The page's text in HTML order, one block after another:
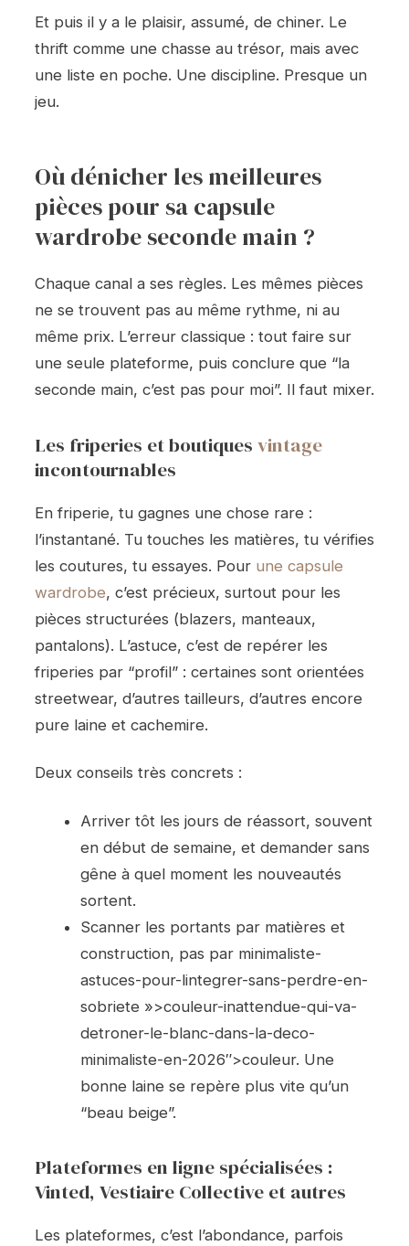
Et puis il y a le plaisir, assumé, de chiner. Le
thrift comme une chasse au trésor, mais avec
une liste en poche. Une discipline. Presque un
jeu.
Où dénicher les meilleures
pièces pour sa capsule
wardrobe seconde main ?
Chaque canal a ses règles. Les mêmes pièces
ne se trouvent pas au même rythme, ni au
même prix. L’erreur classique : tout faire sur
une seule plateforme, puis conclure que “la
seconde main, c’est pas pour moi”. Il faut mixer.
Les friperies et boutiques vintage
incontournables
En friperie, tu gagnes une chose rare :
l’instantané. Tu touches les matières, tu vérifies
les coutures, tu essayes. Pour une capsule
wardrobe, c’est précieux, surtout pour les
pièces structurées (blazers, manteaux,
pantalons). L’astuce, c’est de repérer les
friperies par “profil” : certaines sont orientées
streetwear, d’autres tailleurs, d’autres encore
pure laine et cachemire.
Deux conseils très concrets :
Arriver tôt les jours de réassort, souvent
en début de semaine, et demander sans
gêne à quel moment les nouveautés
sortent.
Scanner les portants par matières et
construction, pas par minimaliste-
astuces-pour-lintegrer-sans-perdre-en-
sobriete »>couleur-inattendue-qui-va-
detroner-le-blanc-dans-la-deco-
minimaliste-en-2026″>couleur. Une
bonne laine se repère plus vite qu’un
“beau beige”.
Plateformes en ligne spécialisées :
Vinted, Vestiaire Collective et autres
Les plateformes, c’est l’abondance, parfois